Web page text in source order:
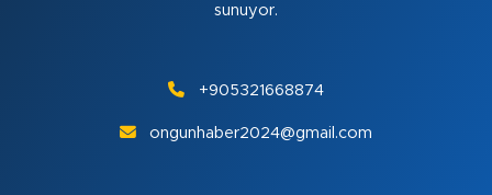
sunuyor.
+905321668874
ongunhaber2024@gmail.com